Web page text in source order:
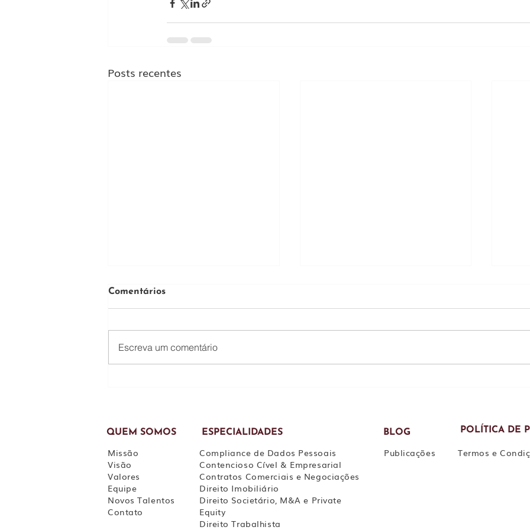
Posts recentes
aprovação até 31/12/2025
DÍVIDA LOCATÍCIA
Comentários
Escreva um comentário
BLOG
ESPECIALIDADES
QUEM SOMOS
Missão
Visão
Valores
Equipe
Novos Talentos
Contato
Compliance de Dados Pessoais
Contencioso Cível & Empresarial
Contratos Comerciais e Negociações
Direito Imobiliário
Direito Societário, M&A e Private
Equity
Direito Trabalhista
Publicações
POLÍTICA DE
Termos e